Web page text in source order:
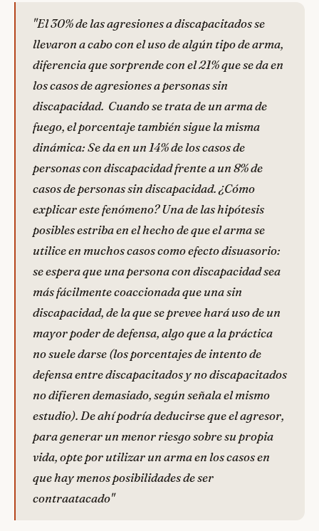
"El 30% de las agresiones a discapacitados se
llevaron a cabo con el uso de algún tipo de arma,
diferencia que sorprende con el 21% que se da en
los casos de agresiones a personas sin
discapacidad. Cuando se trata de un arma de
fuego, el porcentaje también sigue la misma
dinámica: Se da en un 14% de los casos de
personas con discapacidad frente a un 8% de
casos de personas sin discapacidad. ¿Cómo
explicar este fenómeno? Una de las hipótesis
posibles estriba en el hecho de que el arma se
utilice en muchos casos como efecto disuasorio:
se espera que una persona con discapacidad sea
más fácilmente coaccionada que una sin
discapacidad, de la que se prevee hará uso de un
mayor poder de defensa, algo que a la práctica
no suele darse (los porcentajes de intento de
defensa entre discapacitados y no discapacitados
no difieren demasiado, según señala el mismo
estudio). De ahí podría deducirse que el agresor,
para generar un menor riesgo sobre su propia
vida, opte por utilizar un arma en los casos en
que hay menos posibilidades de ser
contraatacado"